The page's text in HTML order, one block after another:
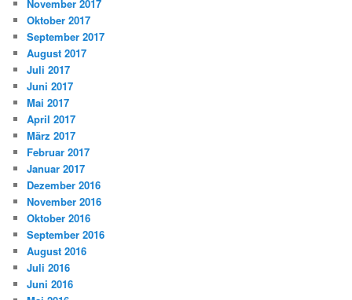
November 2017
Oktober 2017
September 2017
August 2017
Juli 2017
Juni 2017
Mai 2017
April 2017
März 2017
Februar 2017
Januar 2017
Dezember 2016
November 2016
Oktober 2016
September 2016
August 2016
Juli 2016
Juni 2016